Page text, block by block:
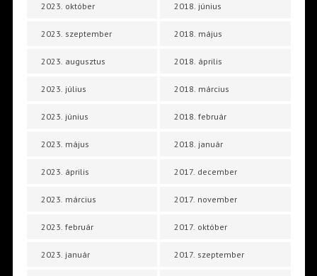
2023. október
2023. szeptember
2023. augusztus
2023. július
2023. június
2023. május
2023. április
2023. március
2023. február
2023. január
2018. június
2018. május
2018. április
2018. március
2018. február
2018. január
2017. december
2017. november
2017. október
2017. szeptember